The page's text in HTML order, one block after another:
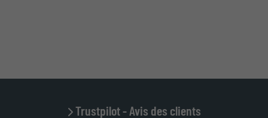
Trustpilot - Avis des clients